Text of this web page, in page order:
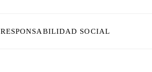
RESPONSABILIDAD SOCIAL